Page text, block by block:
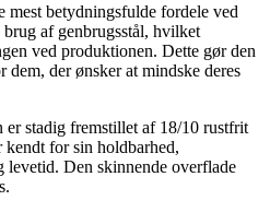
betydningsfulde fordele ved
brug af genbrugsstål, hvilket
ved produktionen. Dette gør den
der ønsker at mindske deres
stadig fremstillet af 18/10 rustfrit
for sin holdbarhed,
levetid. Den skinnende overflade